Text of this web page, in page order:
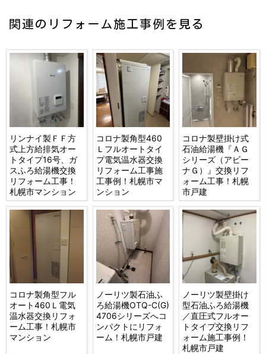
関連のリフォーム施工事例を見る
リンナイ製ＦＦ方
式上方給排気オー
トタイプ16号、ガ
スふろ給湯機交換
リフォーム工事！
札幌市マンション
コロナ製角型460
Ｌフルオートタイ
プ電気温水器交換
リフォーム工事施
工事例！札幌市マ
ンション
コロナ製壁掛け式
石油給湯機『ＡＧ
シリーズ（アビー
ナＧ）』交換リフ
ォーム工事！札幌
市戸建
コロナ製角型フル
オート460Ｌ電気
温水器交換リフォ
ーム工事！札幌市
マンション
ノーリツ製石油ふ
ろ給湯機OTQ-C(G)
4706シリーズへコ
ンパクトにリフォ
ーム！札幌市戸建
ノーリツ製壁掛け
型石油ふろ給湯機
／直圧式フルオー
トタイプ交換リフ
ォーム施工事例！
札幌市戸建